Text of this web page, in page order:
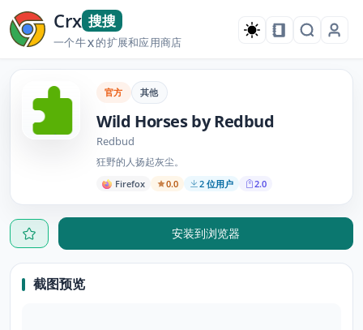
Crx 搜搜
一个牛X的扩展和应用商店
官方 其他
Wild Horses by Redbud
Redbud
狂野的人扬起灰尘。
Firefox 0.0 2 位用户 2.0
安装到浏览器
截图预览